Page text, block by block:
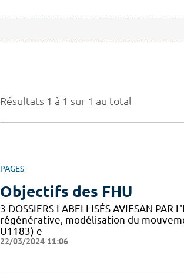
Résultats 1 à 1 sur 1 au total
PAGES
Objectifs des FHU
3 DOSSIERS LABELLISÉS AVIESAN
régénérative, modélisation du
U1183) e
22/03/2024 11:06